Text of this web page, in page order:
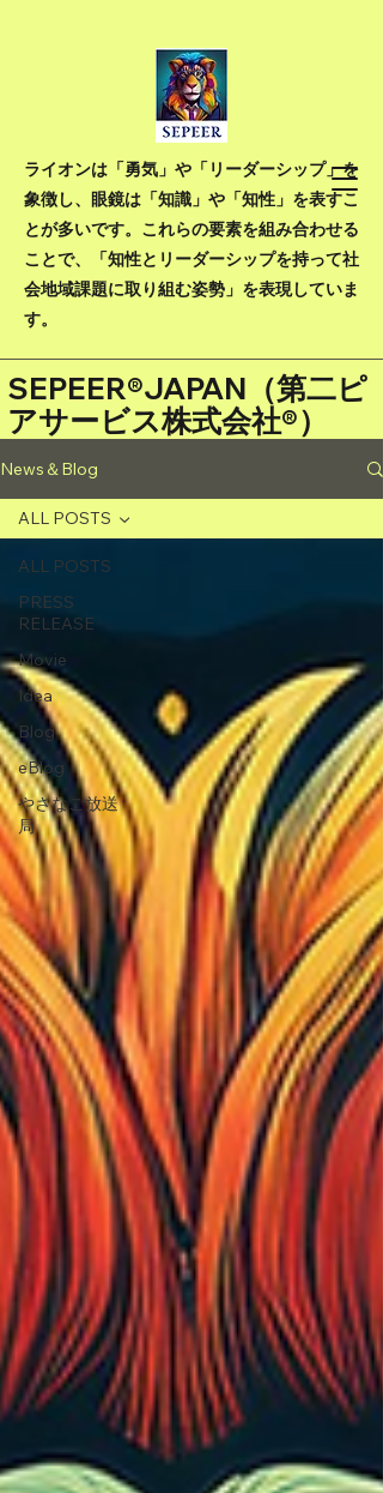
ライオンは「勇気」や「リーダーシップ」を
象徴し、眼鏡は「知識」や「知性」を表すこ
とが多いです。これらの要素を組み合わせる
ことで、「知性とリーダーシップを持って社
会地域課題に取り組む姿勢」を表現していま
す。
SEPEER®JAPAN（第二ピ
アサービス株式会社®）
News＆Blog
ALL POSTS
PRESS
RELEASE
Movie
Idea
Blog
eBlog
やさなご放送
局
ALL POSTS